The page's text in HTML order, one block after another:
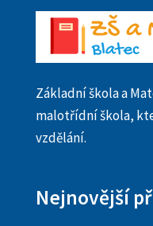
Základní škola a
malotřídní škola,
vzdělání.
Nejnovější